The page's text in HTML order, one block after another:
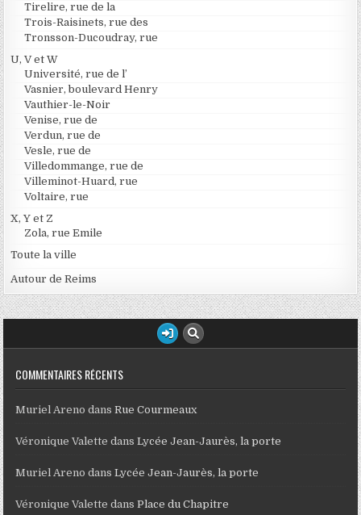
Tirelire, rue de la
Trois-Raisinets, rue des
Tronsson-Ducoudray, rue
U, V et W
Université, rue de l’
Vasnier, boulevard Henry
Vauthier-le-Noir
Venise, rue de
Verdun, rue de
Vesle, rue de
Villedommange, rue de
Villeminot-Huard, rue
Voltaire, rue
X, Y et Z
Zola, rue Emile
Toute la ville
Autour de Reims
COMMENTAIRES RÉCENTS
Muriel Areno dansRue Courmeaux
Véronique Valette dansLycée Jean-Jaurès, la porte
Muriel Areno dansLycée Jean-Jaurès, la porte
Véronique Valette dansPlace du Chapitre